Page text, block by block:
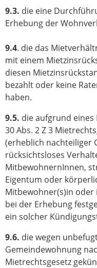
9.3. die eine
Erhebung der
9.4. die das
mit einem
diesen
bezahlt oder keine
haben.
9.5. die aufgrund
30 Abs. 2 Z 3
(erheblich nachteiliger
rücksichtsloses
MitbewohnernInnen,
Eigentum oder
Mitbewohner(s)in
bei der Erhebung
ein solcher
9.6. die wegen
Gemeindewohnung
Mietrechtsgesetz